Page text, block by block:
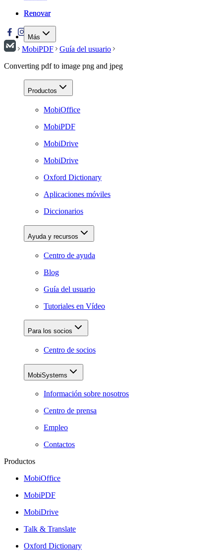
Renovar
Más
Renovar
MobiPDF
Guía del usuario
Converting pdf to image png and jpeg
Productos
MobiOffice
MobiPDF
MobiDrive
MobiDrive
Oxford Dictionary
Aplicaciones móviles
Diccionarios
Ayuda y recursos
Centro de ayuda
Blog
Guía del usuario
Tutoriales en Vídeo
Para los socios
Centro de socios
MobiSystems
Información sobre nosotros
Centro de prensa
Empleo
Contactos
Productos
MobiOffice
MobiPDF
MobiDrive
Talk & Translate
Oxford Dictionary